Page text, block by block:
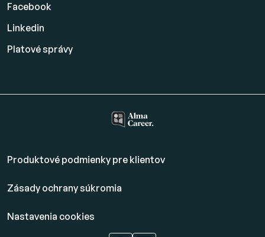
Facebook
Linkedin
Platovésprávy
Produktové podmienky pre klientov
Zásady ochrany súkromia
Nastavenia cookies